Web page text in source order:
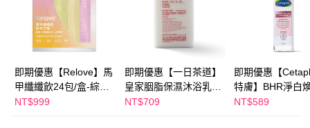
Apple Pay
街口支付
悠遊付
Google Pay
即期優惠【Relove】馬
甲纖纖飲24包/盒-綜合
口味(效期2027-01-22)
NT$999
即期優惠【一日茶道】
皇家胭脂保濕沐浴乳
600ml 效期2027/2/19
NT$709
即期優惠【
特膚】BHR淨白
妝水 150mL 效期
NT$589